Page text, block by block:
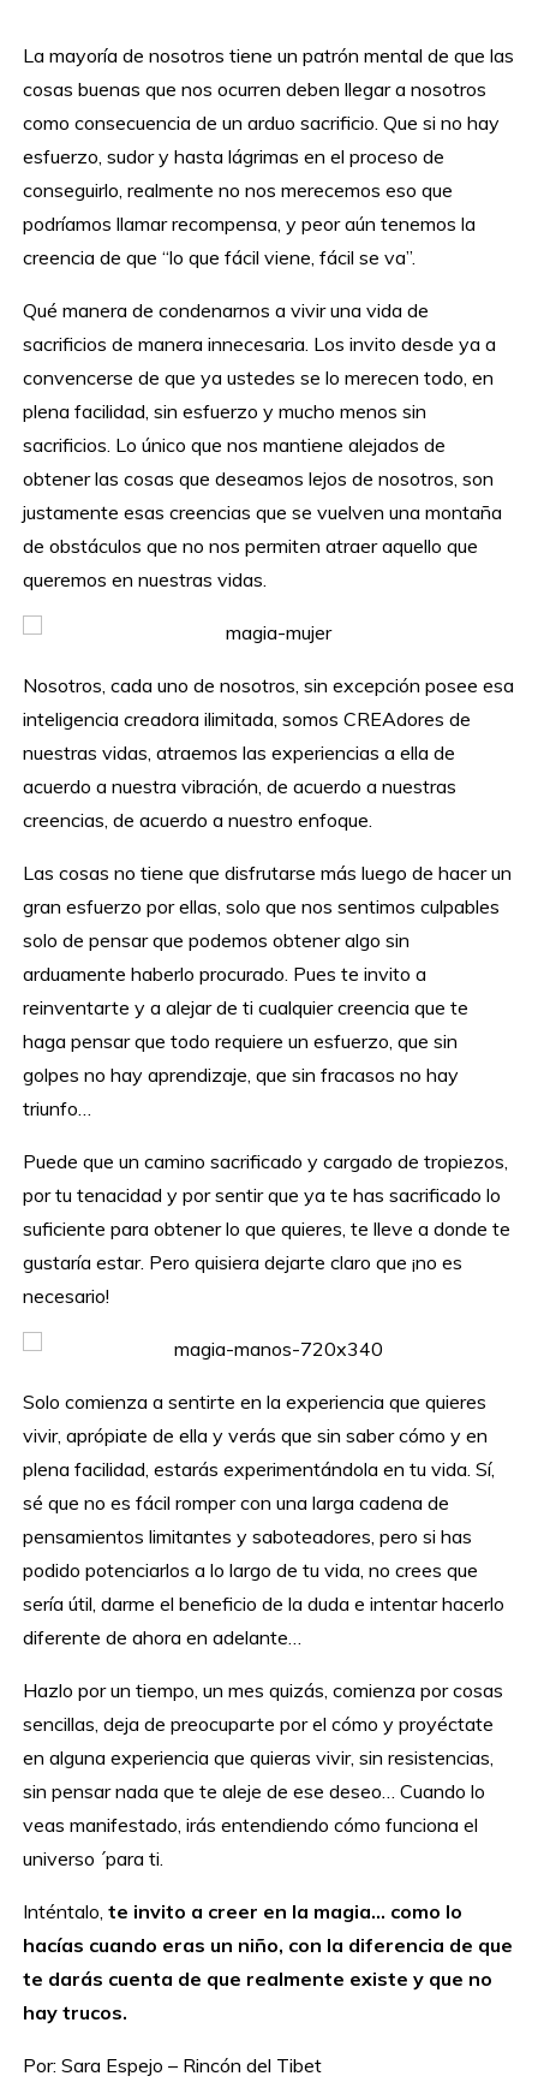
La mayoría de nosotros tiene un patrón mental de que las
cosas buenas que nos ocurren deben llegar a nosotros
como consecuencia de un arduo sacrificio. Que si no hay
esfuerzo, sudor y hasta lágrimas en el proceso de
conseguirlo, realmente no nos merecemos eso que
podríamos llamar recompensa, y peor aún tenemos la
creencia de que “lo que fácil viene, fácil se va”.
Qué manera de condenarnos a vivir una vida de
sacrificios de manera innecesaria. Los invito desde ya a
convencerse de que ya ustedes se lo merecen todo, en
plena facilidad, sin esfuerzo y mucho menos sin
sacrificios. Lo único que nos mantiene alejados de
obtener las cosas que deseamos lejos de nosotros, son
justamente esas creencias que se vuelven una montaña
de obstáculos que no nos permiten atraer aquello que
queremos en nuestras vidas.
Nosotros, cada uno de nosotros, sin excepción posee esa
inteligencia creadora ilimitada, somos CREAdores de
nuestras vidas, atraemos las experiencias a ella de
acuerdo a nuestra vibración, de acuerdo a nuestras
creencias, de acuerdo a nuestro enfoque.
Las cosas no tiene que disfrutarse más luego de hacer un
gran esfuerzo por ellas, solo que nos sentimos culpables
solo de pensar que podemos obtener algo sin
arduamente haberlo procurado. Pues te invito a
reinventarte y a alejar de ti cualquier creencia que te
haga pensar que todo requiere un esfuerzo, que sin
golpes no hay aprendizaje, que sin fracasos no hay
triunfo…
Puede que un camino sacrificado y cargado de tropiezos,
por tu tenacidad y por sentir que ya te has sacrificado lo
suficiente para obtener lo que quieres, te lleve a donde te
gustaría estar. Pero quisiera dejarte claro que ¡no es
necesario!
Solo comienza a sentirte en la experiencia que quieres
vivir, aprópiate de ella y verás que sin saber cómo y en
plena facilidad, estarás experimentándola en tu vida. Sí,
sé que no es fácil romper con una larga cadena de
pensamientos limitantes y saboteadores, pero si has
podido potenciarlos a lo largo de tu vida, no crees que
sería útil, darme el beneficio de la duda e intentar hacerlo
diferente de ahora en adelante…
Hazlo por un tiempo, un mes quizás, comienza por cosas
sencillas, deja de preocuparte por el cómo y proyéctate
en alguna experiencia que quieras vivir, sin resistencias,
sin pensar nada que te aleje de ese deseo… Cuando lo
veas manifestado, irás entendiendo cómo funciona el
universo ´para ti.
Inténtalo,te invito a creer en la magia… como lo
hacías cuando eras un niño, con la diferencia de que
te darás cuenta de que realmente existe y que no
hay trucos.
Por: Sara Espejo – Rincón del Tibet